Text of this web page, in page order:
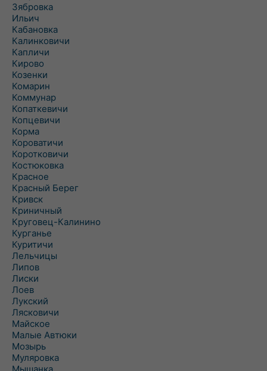
Зябровка
Ильич
Кабановка
Калинковичи
Капличи
Кирово
Козенки
Комарин
Коммунар
Копаткевичи
Копцевичи
Корма
Короватичи
Коротковичи
Костюковка
Красное
Красный Берег
Кривск
Криничный
Круговец-Калинино
Курганье
Куритичи
Лельчицы
Липов
Лиски
Лоев
Лукский
Лясковичи
Майское
Малые Автюки
Мозырь
Муляровка